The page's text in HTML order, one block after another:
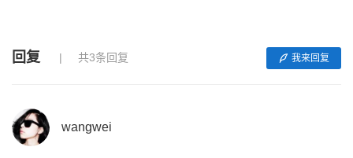
回复 共3条回复 我来回复
wangwei